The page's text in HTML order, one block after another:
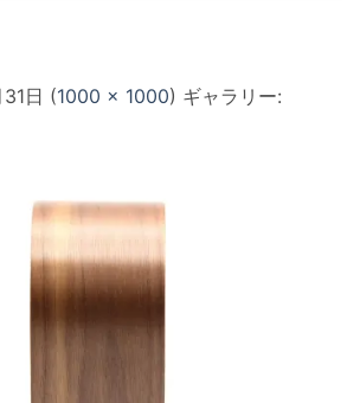
日 (1000 × 1000) ギャラリー: